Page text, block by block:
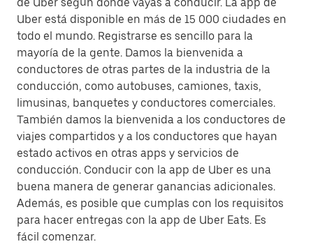
Uber está disponible en más de 15 000 ciudades en
todo el mundo. Registrarse es sencillo para la
mayoría de la gente. Damos la bienvenida a
conductores de otras partes de la industria de la
conducción, como autobuses, camiones, taxis,
limusinas, banquetes y conductores comerciales.
También damos la bienvenida a los conductores de
viajes compartidos y a los conductores que hayan
estado activos en otras apps y servicios de
conducción. Conducir con la app de Uber es una
buena manera de generar ganancias adicionales.
Además, es posible que cumplas con los requisitos
para hacer entregas con la app de Uber Eats. Es
fácil comenzar.